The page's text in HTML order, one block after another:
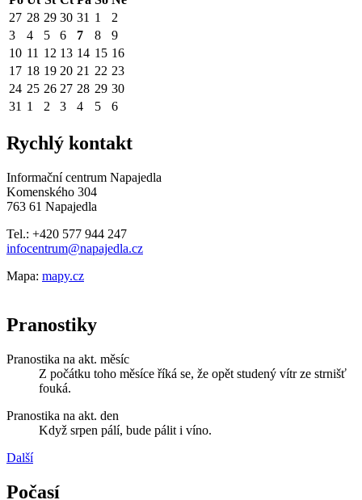
27 28 29 30 31 1
2
3
4 5 6 7 8
9
10 11 12 13 14 15 16
17 18 19 20 21 22 23
24 25 26 27 28 29 30
31 1 2 3 4 5 6
Rychlý kontakt
Informační centrum Napajedla
Komenského 304
763 61 Napajedla
Tel.: +420 577 944 247
infocentrum@napajedla.cz
Mapa: mapy.cz
Pranostiky
Pranostika na akt. měsíc
Z počátku toho měsíce říká se, že opět studený vítr ze strnišť
fouká.
Pranostika na akt. den
Když srpen pálí, bude pálit i víno.
Další
Počasí